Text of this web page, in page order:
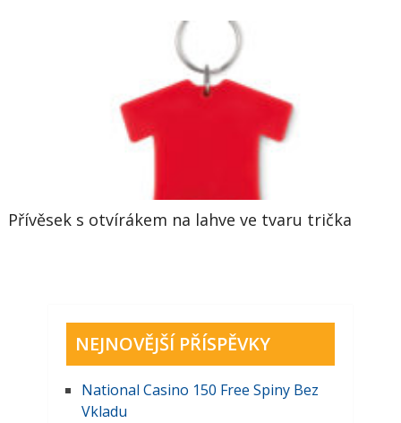
Přívěsek s otvírákem na lahve ve tvaru trička
NEJNOVĚJŠÍ PŘÍSPĚVKY
National Casino 150 Free Spiny Bez
Vkladu